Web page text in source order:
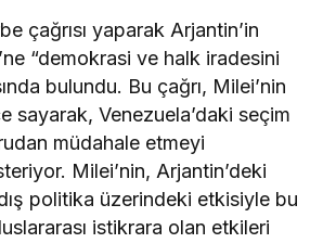
çağrısı yaparak Arjantin’in
“demokrasi ve halk iradesini
bulundu. Bu çağrı, Milei’nin
sayarak, Venezuela’daki seçim
müdahale etmeyi
Milei’nin, Arjantin’deki
politika üzerindeki etkisiyle bu
istikrara olan etkileri